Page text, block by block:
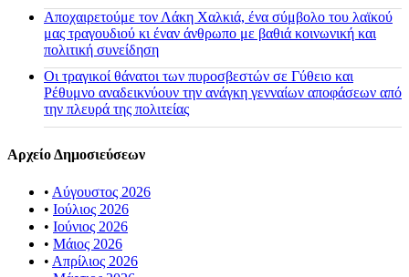
Αποχαιρετούμε τον Λάκη Χαλκιά, ένα σύμβολο του λαϊκού
μας τραγουδιού κι έναν άνθρωπο με βαθιά κοινωνική και
πολιτική συνείδηση
Οι τραγικοί θάνατοι των πυροσβεστών σε Γύθειο και
Ρέθυμνο αναδεικνύουν την ανάγκη γενναίων αποφάσεων από
την πλευρά της πολιτείας
Αρχείο Δημοσιεύσεων
• Αύγουστος 2026
• Ιούλιος 2026
• Ιούνιος 2026
• Μάιος 2026
• Απρίλιος 2026